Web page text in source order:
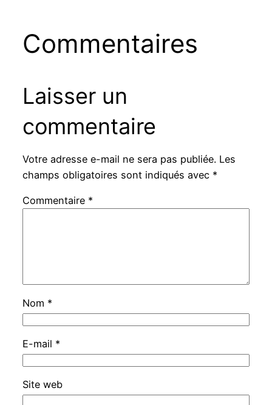
Commentaires
Laisser un
commentaire
Votre adresse e-mail ne sera pas publiée. Les
champs obligatoires sont indiqués avec *
Commentaire *
Nom *
E-mail *
Site web